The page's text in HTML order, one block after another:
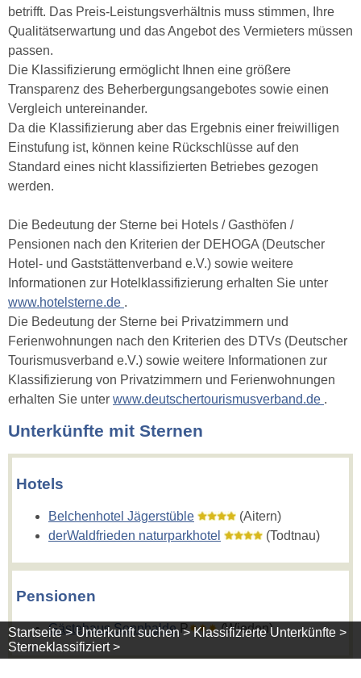
betrifft. Das Preis-Leistungsverhältnis muss stimmen, Ihre
Qualitätserwartung und das Angebot des Vermieters müssen
passen.
Die Klassifizierung ermöglicht Ihnen eine größere
Transparenz des Beherbergungsangebotes sowie einen
Vergleich untereinander.
Da die Klassifizierung aber das Ergebnis einer freiwilligen
Einstufung ist, können keine Rückschlüsse auf den
Standard eines nicht klassifizierten Betriebes gezogen
werden.
Die Bedeutung der Sterne bei Hotels / Gasthöfen /
Pensionen nach den Kriterien der DEHOGA (Deutscher
Hotel- und Gaststättenverband e.V.) sowie weitere
Informationen zur Hotelklassifizierung erhalten Sie unter
www.hotelsterne.de .
Die Bedeutung der Sterne bei Privatzimmern und
Ferienwohnungen nach den Kriterien des DTVs (Deutscher
Tourismusverband e.V.) sowie weitere Informationen zur
Klassifizierung von Privatzimmern und Ferienwohnungen
erhalten Sie unter www.deutschertourismusverband.de .
Unterkünfte mit Sternen
Hotels
Belchenhotel Jägerstüble
(Aitern)
derWaldfrieden naturparkhotel
(Todtnau)
Pensionen
Gästehaus Sonnhalde P (Wieden)
Startseite > Unterkunft suchen > Klassifizierte Unterkünfte >
Sterneklassifiziert >